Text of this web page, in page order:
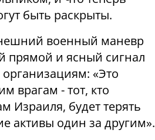
быть раскрыты.
военный маневр
прямой и ясный сигнал
«Это
врагам - тот, кто
Израиля, будет терять
активы один за другим».